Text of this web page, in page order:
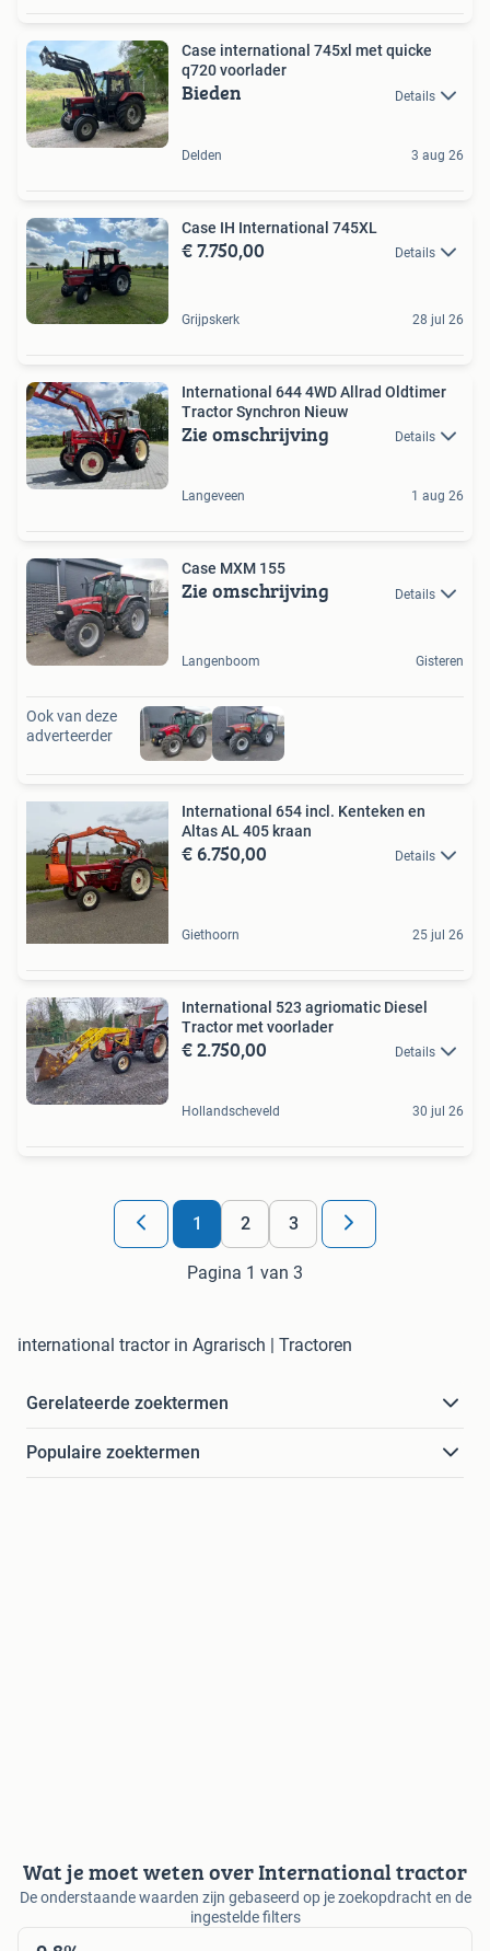
Case international 745xl met quicke
q720 voorlader
Bieden Details
Delden 3 aug 26
Case IH International 745XL
€ 7.750,00 Details
Grijpskerk 28 jul 26
International 644 4WD Allrad Oldtimer
Tractor Synchron Nieuw
Zie omschrijving Details
Langeveen 1 aug 26
Case MXM 155
Zie omschrijving Details
Langenboom Gisteren
Ook van deze
adverteerder
International 654 incl. Kenteken en
Altas AL 405 kraan
€ 6.750,00 Details
Giethoorn 25 jul 26
International 523 agriomatic Diesel
Tractor met voorlader
€ 2.750,00 Details
Hollandscheveld 30 jul 26
1 2 3
Pagina 1 van 3
international tractor in Agrarisch | Tractoren
Gerelateerde zoektermen
Populaire zoektermen
Wat je moet weten over International tractor
De onderstaande waarden zijn gebaseerd op je zoekopdracht en de
ingestelde filters